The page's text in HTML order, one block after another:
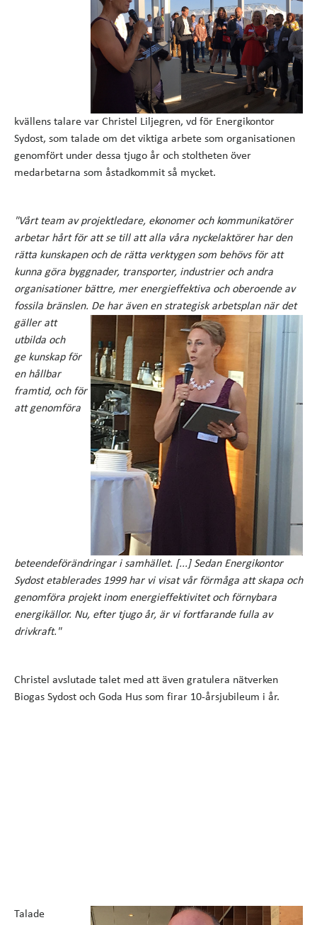
kvällens talare var Christel Liljegren, vd för Energikontor
Sydost, som talade om det viktiga arbete som organisationen
genomfört under dessa tjugo år och stoltheten över
medarbetarna som åstadkommit så mycket.
"Vårt team av projektledare, ekonomer och kommunikatörer
arbetar hårt för att se till att alla våra nyckelaktörer har den
rätta kunskapen och de rätta verktygen som behövs för att
kunna göra byggnader, transporter, industrier och andra
organisationer bättre, mer energieffektiva och oberoende av
fossila bränslen. De har även en strategisk arbetsplan när det
gäller att
utbilda och
ge kunskap för
en hållbar
framtid, och för
att genomföra
beteendeförändringar i samhället. [...] Sedan Energikontor
Sydost etablerades 1999 har vi visat vår förmåga att skapa och
genomföra projekt inom energieffektivitet och förnybara
energikällor. Nu, efter tjugo år, är vi fortfarande fulla av
drivkraft."
Christel avslutade talet med att även gratulera nätverken
Biogas Sydost och Goda Hus som firar 10-årsjubileum i år.
Talade